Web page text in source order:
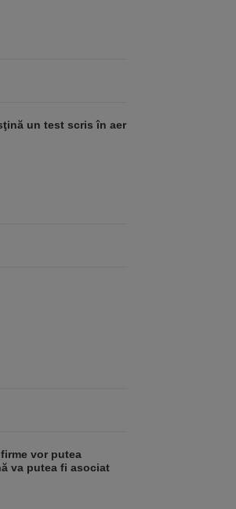
un test scris în aer
vor putea
va putea fi asociat